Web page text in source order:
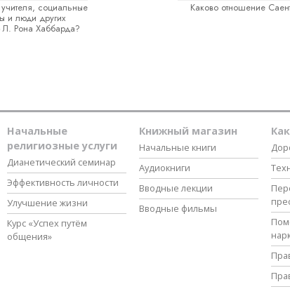
социальные
и люди других
Л. Рона Хаббарда?
Каково отношение
Начальные
религиозные услуги
Дианетический семинар
Эффективность личности
Улучшение жизни
Курс «Успех путём
общения»
Книжный магазин
Начальные книги
Аудиокниги
Вводные лекции
Вводные фильмы